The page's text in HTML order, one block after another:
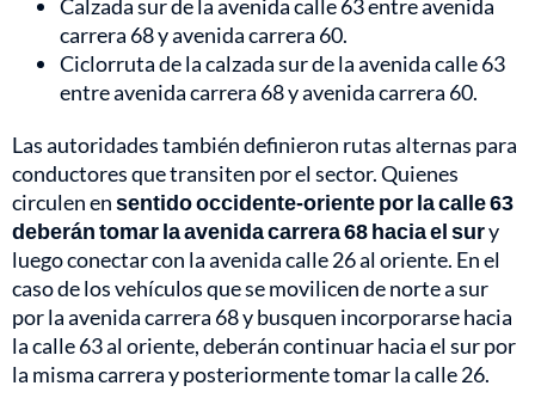
Calzada sur de la avenida calle 63 entre avenida
carrera 68 y avenida carrera 60.
Ciclorruta de la calzada sur de la avenida calle 63
entre avenida carrera 68 y avenida carrera 60.
Las autoridades también definieron rutas alternas para
conductores que transiten por el sector. Quienes
circulen ensentido occidente-oriente por la calle 63
deberán tomar la avenida carrera 68 hacia el sury
luego conectar con la avenida calle 26 al oriente. En el
caso de los vehículos que se movilicen de norte a sur
por la avenida carrera 68 y busquen incorporarse hacia
la calle 63 al oriente, deberán continuar hacia el sur por
la misma carrera y posteriormente tomar la calle 26.